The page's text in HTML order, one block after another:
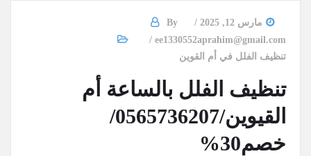
مارس 12, 2025
By
ee1330552aprahim@gmail.com
تنظيف الفلل في أم القوين
تنظيف الفلل بالساعة أم
القيوين/0565736207/
خصم30%